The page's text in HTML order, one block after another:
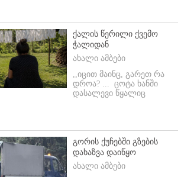
ქალის წერილი ქვემო
ჭალიდან
ახალი ამბები
,,იცით მაინც, გარეთ რა
დროა? ... ცოტა ხანში
დასალევი წყალიც
გორის ქუჩებში გზების
დახაზვა დაიწყო
ახალი ამბები